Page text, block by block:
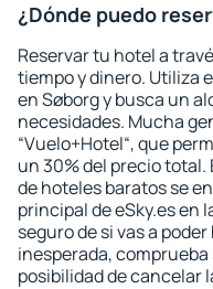
¿Dónde puedo
Reservar tu hotel a
tiempo y dinero. Utiliza
en Søborg y busca un
necesidades. Mucha
“Vuelo+Hotel“, que
un 30% del precio total.
de hoteles baratos se
principal de eSky.es en
seguro de si vas a
inesperada,
posibilidad de cancelar